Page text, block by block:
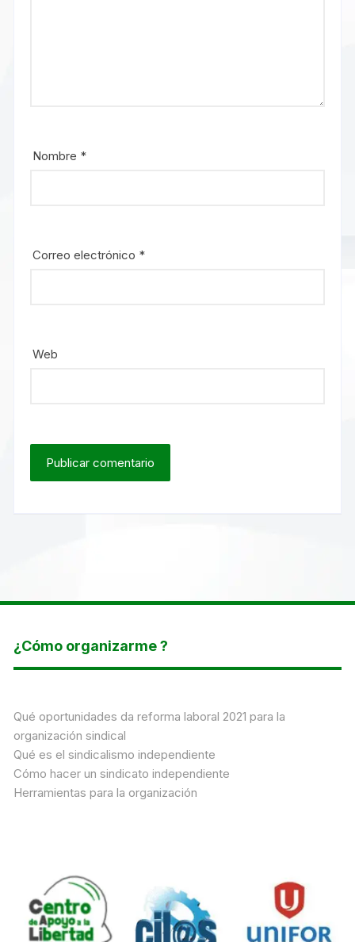
Nombre *
Correo electrónico *
Web
¿Cómo organizarme ?
Qué oportunidades da reforma laboral 2021 para la
organización sindical
Qué es el sindicalismo independiente
Cómo hacer un sindicato independiente
Herramientas para la organización